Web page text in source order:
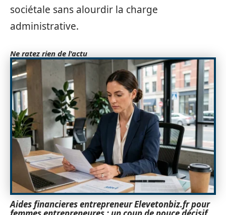
sociétale sans alourdir la charge
administrative.
Ne ratez rien de l'actu
Aides financieres entrepreneur Elevetonbiz.fr pour